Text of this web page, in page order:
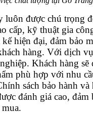
luôn được chú trọng
cấp, kỹ thuật gia
hiện đại, đảm bảo
hàng. Với dịch
Khách hàng
phù hợp với nhu
sách bảo hành và
đánh giá cao, đảm